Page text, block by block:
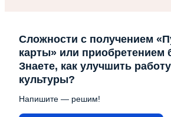
Сложности с получением
карты» или приобретением
Знаете, как улучшить
культуры?
Напишите — решим!